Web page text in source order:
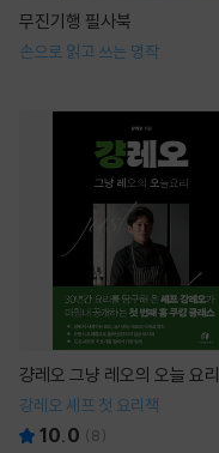
무진기행 필사북
손으로 읽고 쓰는 명작
걍레오 그냥 레오의 오늘 요리
강레오 셰프 첫 요리책
10.0 (8)